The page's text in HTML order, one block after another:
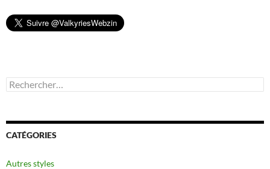
Rechercher :
CATÉGORIES
Autres styles